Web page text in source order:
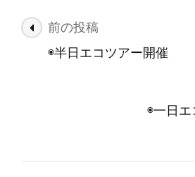
投
シ
前の投稿
◉半日エコツアー開催
◉一日